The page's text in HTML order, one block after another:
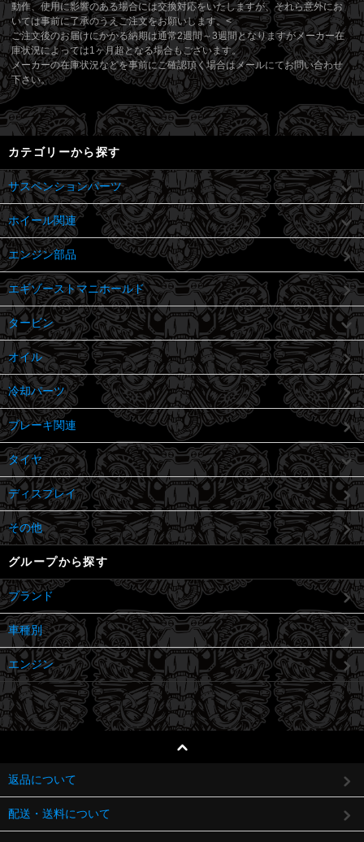
動作、使用に影響のある場合には交換対応をいたしますが、それら意外にお
いては事前に了承のうえご注文をお願いします。<
ご注文後のお届けにかかる納期は通常2週間～3週間となりますがメーカー在
庫状況によっては1ヶ月超となる場合もございます。
メーカーの在庫状況などを事前にご確認頂く場合はメールにてお問い合わせ
下さい。
カテゴリーから探す
サスペンションパーツ
ホイール関連
エンジン部品
エギゾーストマニホールド
タービン
オイル
冷却パーツ
ブレーキ関連
タイヤ
ディスプレイ
その他
グループから探す
ブランド
車種別
エンジン
返品について
配送・送料について